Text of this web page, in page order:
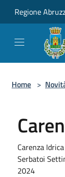
Regione
Home >
Carenza
Serbatoi
2024